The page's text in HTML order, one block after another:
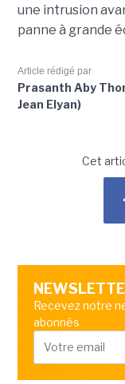
une intrusion
panne à grande
Article rédigé par
Prasanth Aby
Jean Elyan)
Cet
Recevez notre
abonnés